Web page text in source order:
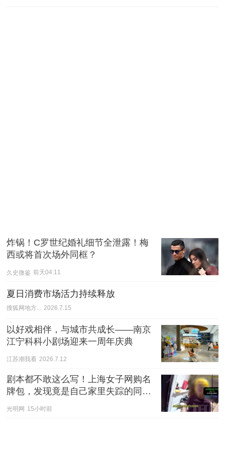
炸锅！C罗世纪婚礼细节全泄露！梅
西或将首次场外同框？
久史微鉴 前天04:11
夏日消费市场活力持续释放
搜狐网地方... 2026.7.15
以好戏相伴，与城市共成长——南京
江宁科科小剧场迎来一周年庆典
江苏潮我看 2026.7.12
剧本都不敢这么写！上海女子网购名
牌包，发现竟是自己家里失踪的同一
只
光明网 15小时前